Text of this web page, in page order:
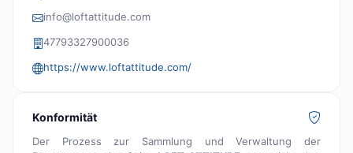
info@loftattitude.com
47793327900036
https://www.loftattitude.com/
Konformität
Der Prozess zur Sammlung und Verwaltung der